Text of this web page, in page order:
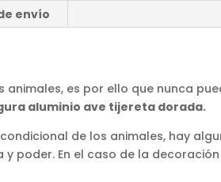
envío
animales, es por ello que nunca
aluminio ave tijereta dorada.
de los animales, hay
poder. En el caso de la